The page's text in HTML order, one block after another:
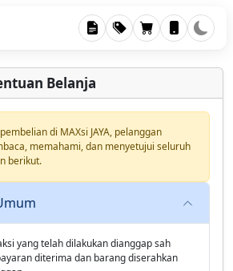
Belanja
di MAXsi JAYA, pelanggan
memahami, dan menyetujui seluruh
berikut.
yang telah dilakukan dianggap sah
diterima dan barang diserahkan